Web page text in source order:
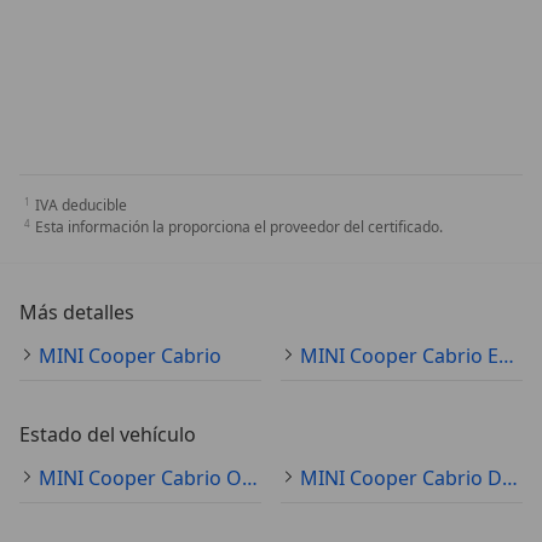
IVA deducible
Esta información la proporciona el proveedor del certificado.
Más detalles
MINI Cooper Cabrio
MINI Cooper Cabrio Especificaciones técnicas
Estado del vehículo
MINI Cooper Cabrio Ocasión
MINI Cooper Cabrio Demostración